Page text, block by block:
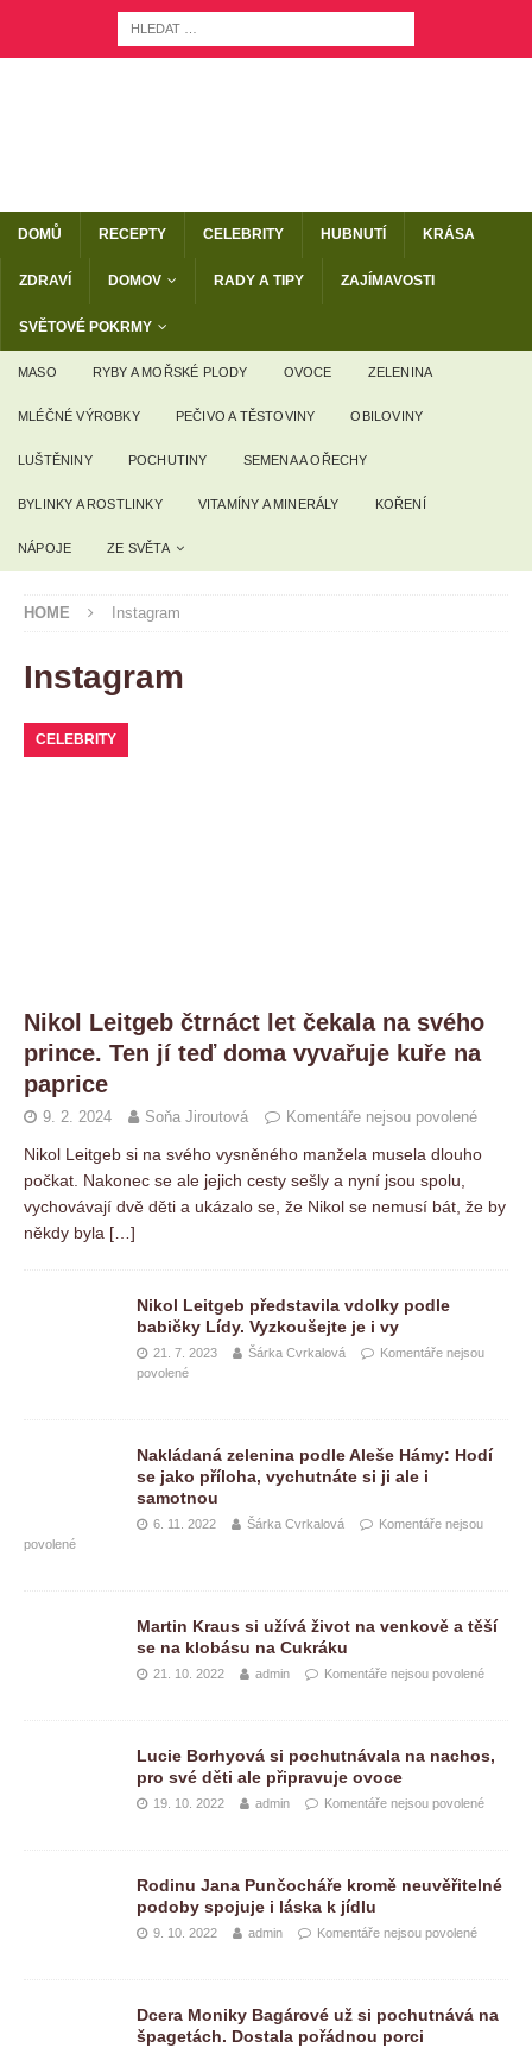
DOMŮ RECEPTY CELEBRITY HUBNUTÍ KRÁSA
ZDRAVÍ DOMOV RADY A TIPY ZAJÍMAVOSTI
SVĚTOVÉ POKRMY
MASO RYBY A MOŘSKÉ PLODY OVOCE ZELENINA
MLÉČNÉ VÝROBKY PEČIVO A TĚSTOVINY OBILOVINY
LUŠTĚNINY POCHUTINY SEMENA A OŘECHY
BYLINKY A ROSTLINKY VITAMÍNY A MINERÁLY KOŘENÍ
NÁPOJE ZE SVĚTA
HOME Instagram
Instagram
CELEBRITY
Nikol Leitgeb čtrnáct let čekala na svého
prince. Ten jí teď doma vyvařuje kuře na
paprice
9. 2. 2024 Soňa Jiroutová Komentáře nejsou povolené
Nikol Leitgeb si na svého vysněného manžela musela dlouho
počkat. Nakonec se ale jejich cesty sešly a nyní jsou spolu,
vychovávají dvě děti a ukázalo se, že Nikol se nemusí bát, že by
někdy byla […]
Nikol Leitgeb představila vdolky podle
babičky Lídy. Vyzkoušejte je i vy
21. 7. 2023 Šárka Cvrkalová
Komentáře nejsou
povolené
Nakládaná zelenina podle Aleše Hámy: Hodí
se jako příloha, vychutnáte si ji ale i
samotnou
6. 11. 2022 Šárka Cvrkalová
Komentáře nejsou
povolené
Martin Kraus si užívá život na venkově a těší
se na klobásu na Cukráku
21. 10. 2022 admin Komentáře nejsou povolené
Lucie Borhyová si pochutnávala na nachos,
pro své děti ale připravuje ovoce
19. 10. 2022 admin Komentáře nejsou povolené
Rodinu Jana Punčocháře kromě neuvěřitelné
podoby spojuje i láska k jídlu
9. 10. 2022 admin Komentáře nejsou povolené
Dcera Moniky Bagárové už si pochutnává na
špagetách. Dostala pořádnou porci